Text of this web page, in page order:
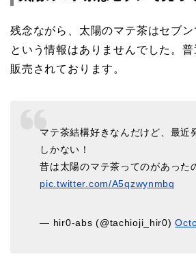
残念ながら、太陽のマテ茶はセブ
という情報はありませんでした。
販売されております。
マテ茶結構好きなんだけど、最近
しかない！
昔は太陽のマテ茶ってのがあった
pic.twitter.com/A5qzwynmbq
— hir0-abs (@tachioji_hir0)